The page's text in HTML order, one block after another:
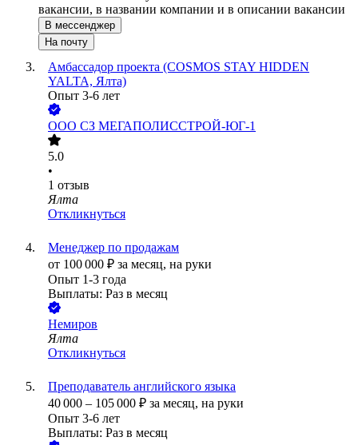
вакансии, в названии компании и в описании вакансии
В мессенджер
На почту
Амбассадор проекта (COSMOS STAY HIDDEN
YALTA, Ялта)
Опыт 3-6 лет
ООО СЗ МЕГАПОЛИССТРОЙ-ЮГ-1
5.0
•
1 отзыв
Ялта
Откликнуться
Менеджер по продажам
от 100 000 ₽ за месяц, на руки
Опыт 1-3 года
Выплаты: Раз в месяц
Немиров
Ялта
Откликнуться
Преподаватель английского языка
40 000 – 105 000 ₽ за месяц, на руки
Опыт 3-6 лет
Выплаты: Раз в месяц